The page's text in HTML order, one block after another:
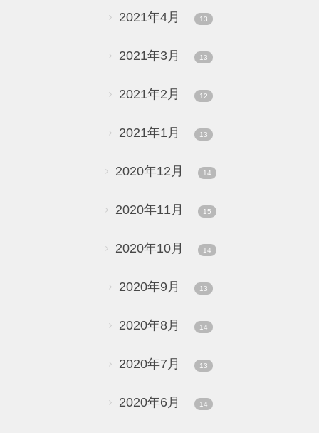
2021年4月 13
2021年3月 13
2021年2月 12
2021年1月 13
2020年12月 14
2020年11月 15
2020年10月 14
2020年9月 13
2020年8月 14
2020年7月 13
2020年6月 14